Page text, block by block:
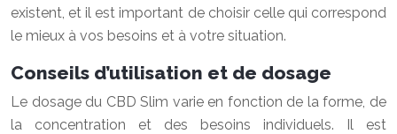
existent, et il est important de choisir celle qui correspond
le mieux à vos besoins et à votre situation.
Conseils d’utilisation et de dosage
Le dosage du CBD Slim varie en fonction de la forme, de
la concentration et des besoins individuels. Il est